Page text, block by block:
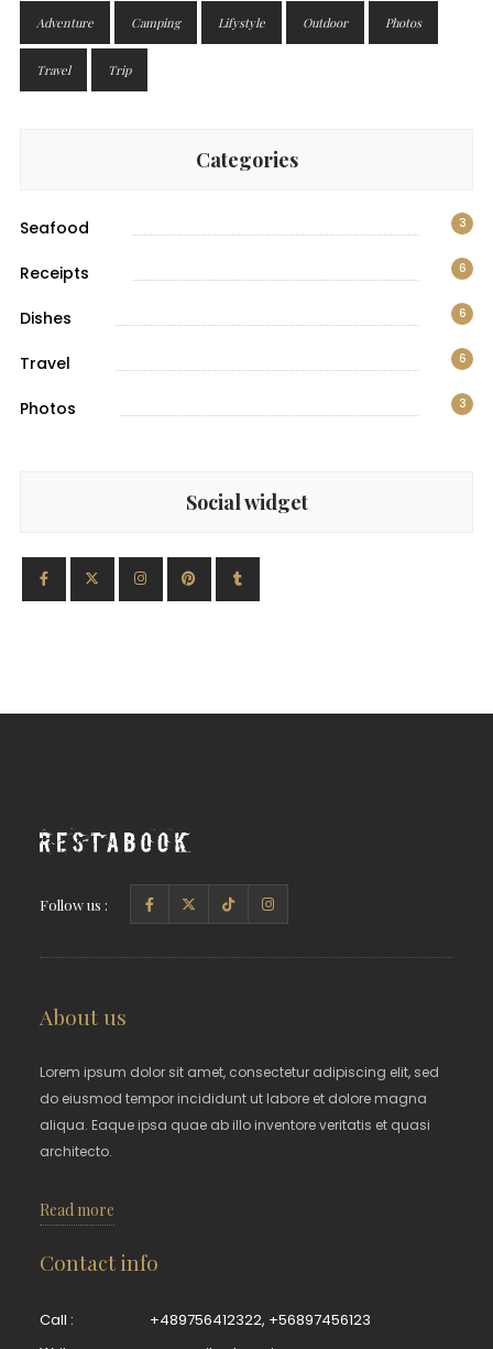
Adventure Camping Lifystyle Outdoor Photos
Travel Trip
Categories
Seafood 3
Receipts 6
Dishes 6
Travel 6
Photos 3
Social widget
Follow us :
About us
Lorem ipsum dolor sit amet, consectetur adipiscing elit, sed
do eiusmod tempor incididunt ut labore et dolore magna
aliqua. Eaque ipsa quae ab illo inventore veritatis et quasi
architecto.
Read more
Contact info
Call : +489756412322, +56897456123